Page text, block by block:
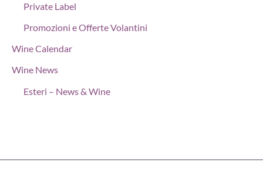
Private Label
Promozioni e Offerte Volantini
Wine Calendar
Wine News
Esteri – News & Wine